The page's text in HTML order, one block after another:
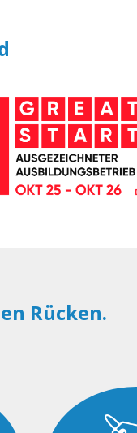
Rücken.